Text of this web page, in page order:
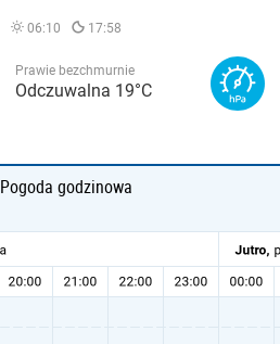
06:10 17:58
Prawie bezchmurnie
Odczuwalna 19°C
Pogoda godzinowa